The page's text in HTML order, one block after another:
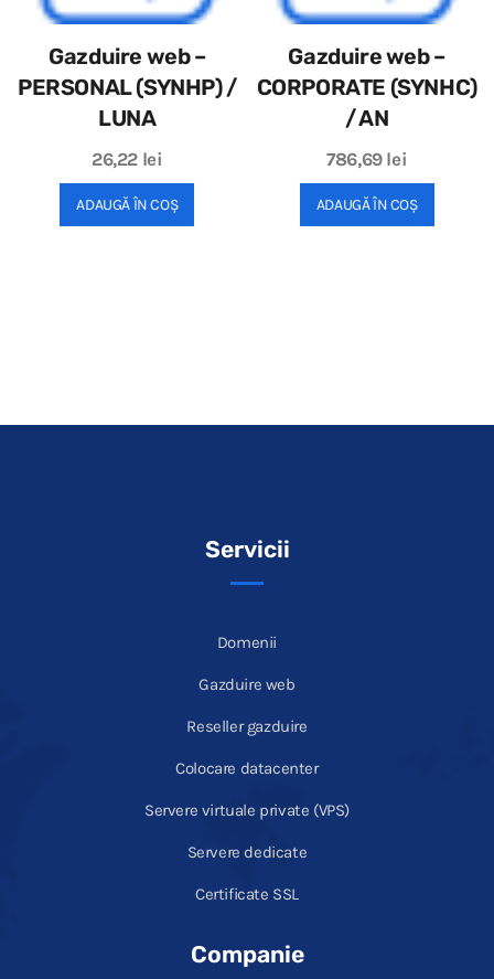
Gazduire web –
PERSONAL (SYNHP) /
LUNA
26,22 lei
ADAUGĂ ÎN COȘ
Gazduire web –
CORPORATE (SYNHC)
/ AN
786,69 lei
ADAUGĂ ÎN COȘ
Servicii
Domenii
Gazduire web
Reseller gazduire
Colocare datacenter
Servere virtuale private (VPS)
Servere dedicate
Certificate SSL
Companie